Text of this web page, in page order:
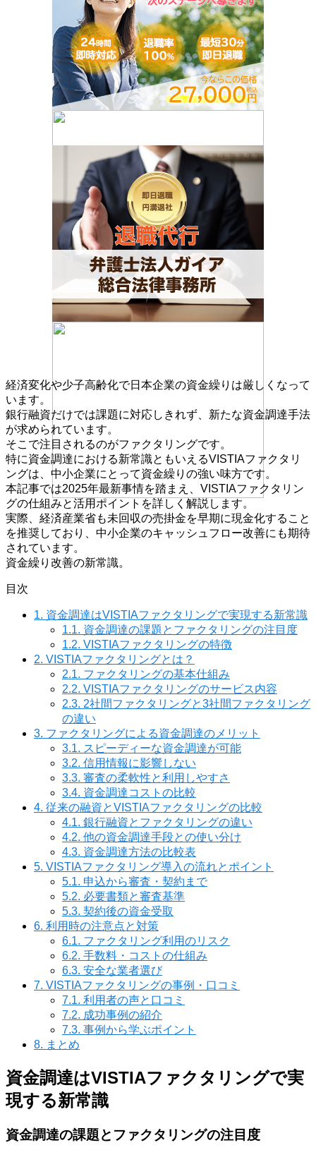
経済変化や少子高齢化で日本企業の資金繰りは厳しくなって
います。
銀行融資だけでは課題に対応しきれず、新たな資金調達手法
が求められています。
そこで注目されるのがファクタリングです。
特に資金調達における新常識ともいえるVISTIAファクタリ
ングは、中小企業にとって資金繰りの強い味方です。
本記事では2025年最新事情を踏まえ、VISTIAファクタリン
グの仕組みと活用ポイントを詳しく解説します。
実際、経済産業省も未回収の売掛金を早期に現金化すること
を推奨しており、中小企業のキャッシュフロー改善にも期待
されています。
資金繰り改善の新常識。
目次
1. 資金調達はVISTIAファクタリングで実現する新常識
1.1. 資金調達の課題とファクタリングの注目度
1.2. VISTIAファクタリングの特徴
2. VISTIAファクタリングとは？
2.1. ファクタリングの基本仕組み
2.2. VISTIAファクタリングのサービス内容
2.3. 2社間ファクタリングと3社間ファクタリング
の違い
3. ファクタリングによる資金調達のメリット
3.1. スピーディーな資金調達が可能
3.2. 信用情報に影響しない
3.3. 審査の柔軟性と利用しやすさ
3.4. 資金調達コストの比較
4. 従来の融資とVISTIAファクタリングの比較
4.1. 銀行融資とファクタリングの違い
4.2. 他の資金調達手段との使い分け
4.3. 資金調達方法の比較表
5. VISTIAファクタリング導入の流れとポイント
5.1. 申込から審査・契約まで
5.2. 必要書類と審査基準
5.3. 契約後の資金受取
6. 利用時の注意点と対策
6.1. ファクタリング利用のリスク
6.2. 手数料・コストの仕組み
6.3. 安全な業者選び
7. VISTIAファクタリングの事例・口コミ
7.1. 利用者の声と口コミ
7.2. 成功事例の紹介
7.3. 事例から学ぶポイント
8. まとめ
資金調達はVISTIAファクタリングで実
現する新常識
資金調達の課題とファクタリングの注目度